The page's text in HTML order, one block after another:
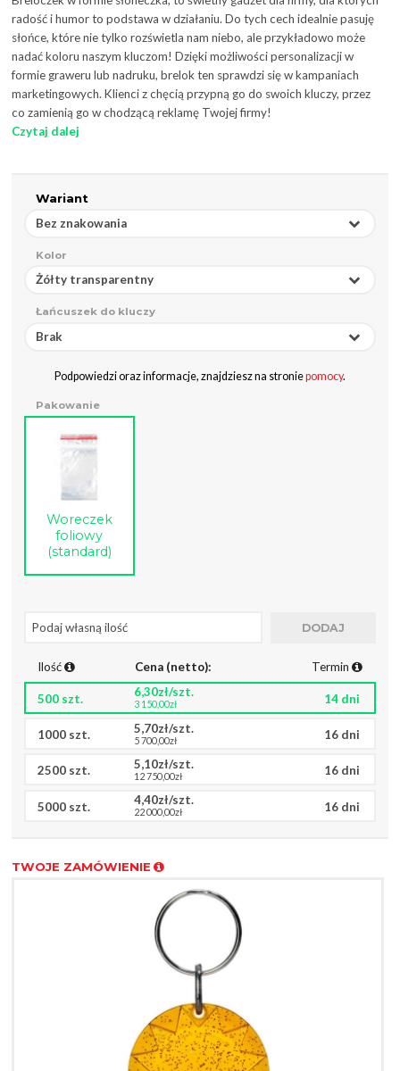
radość i humor to podstawa w działaniu. Do tych cech idealnie pasuję
słońce, które nie tylko rozświetla nam niebo, ale przykładowo może
nadać koloru naszym kluczom! Dzięki możliwości personalizacji w
formie graweru lub nadruku, brelok ten sprawdzi się w kampaniach
marketingowych. Klienci z chęcią przypną go do swoich kluczy, przez
co zamienią go w chodzącą reklamę Twojej firmy!
Czytaj dalej
Wariant
Bez znakowania
Kolor
Żółty transparentny
Łańcuszek do kluczy
Brak
Podpowiedzi oraz informacje, znajdziesz na stroniepomocy.
Pakowanie
Woreczek
foliowy
(standard)
Ilość Cena (netto): Termin
500 szt. 6,30zł/szt.
3 150,00zł 14 dni
1000 szt. 5,70zł/szt.
5 700,00zł 16 dni
2500 szt. 5,10zł/szt.
12 750,00zł 16 dni
5000 szt. 4,40zł/szt.
22 000,00zł 16 dni
TWOJE ZAMÓWIENIE